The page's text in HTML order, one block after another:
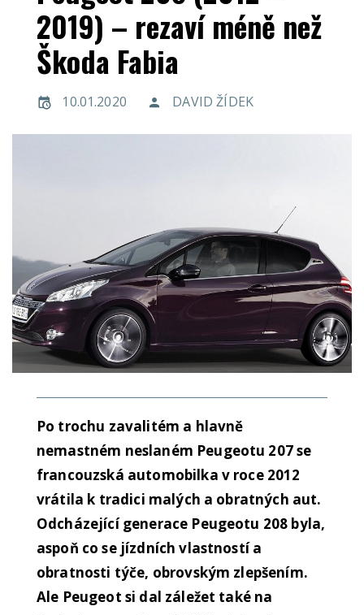
2019) – rezaví méně než
Škoda Fabia
10.01.2020 DAVID ŽÍDEK
Po trochu zavalitém a hlavně
nemastném neslaném Peugeotu 207 se
francouzská automobilka v roce 2012
vrátila k tradici malých a obratných aut.
Odcházející generace Peugeotu 208 byla,
aspoň co se jízdních vlastností a
obratnosti týče, obrovským zlepšením.
Ale Peugeot si dal záležet také na